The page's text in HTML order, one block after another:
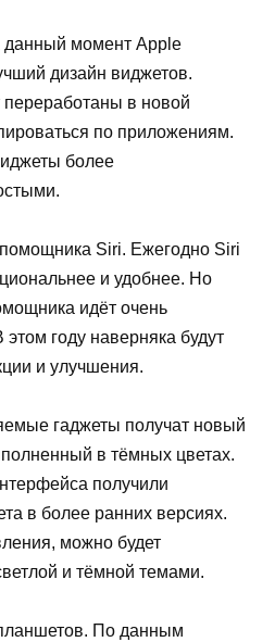
данный момент Apple
дизайн виджетов.
переработаны в новой
по приложениям.
более
Siri. Ежегодно Siri
и удобнее. Но
идёт очень
году наверняка будут
и улучшения.
гаджеты получат новый
в тёмных цветах.
получили
в более ранних версиях.
можно будет
и тёмной темами.
По данным